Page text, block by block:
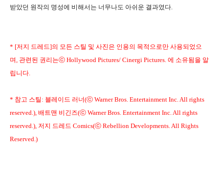
받았던 원작의 명성에 비해서는 너무나도 아쉬운 결과였다.
* [저지 드레드]의 모든 스틸 및 사진은 인용의 목적으로만 사용되었으
며, 관련된 권리는ⓒ Hollywood Pictures/ Cinergi Pictures. 에 소유됨을 알
립니다.
* 참고 스틸: 블레이드 러너(ⓒ Warner Bros. Entertainment Inc. All rights
reserved.), 배트맨 비긴즈(ⓒ Warner Bros. Entertainment Inc. All rights
reserved.), 저지 드레드 Comics(ⓒ Rebellion Developments. All Rights
Reserved.)